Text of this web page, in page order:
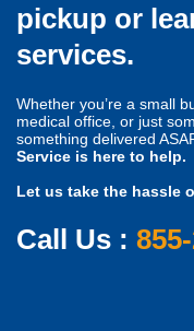
pickup or
services.
Whether you’re a small
medical office, or just
something delivered
Service is here to help.
Let us take the hassle
Call Us :